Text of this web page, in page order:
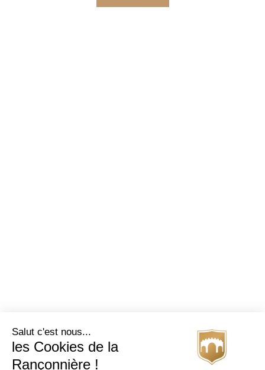
Salut c'est nous...
les Cookies de la
Rançonnière !